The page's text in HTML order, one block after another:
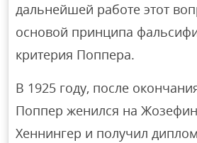
дальнейшей работе этот
основой принципа
критерия Поппера.
В 1925 году, после
Поппер женился на
Хеннингер и получил